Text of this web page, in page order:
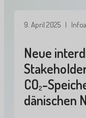
9. April 2025 |
Neue
CO2-
dänischen